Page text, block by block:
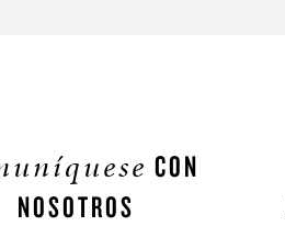
CON
NOSOTROS